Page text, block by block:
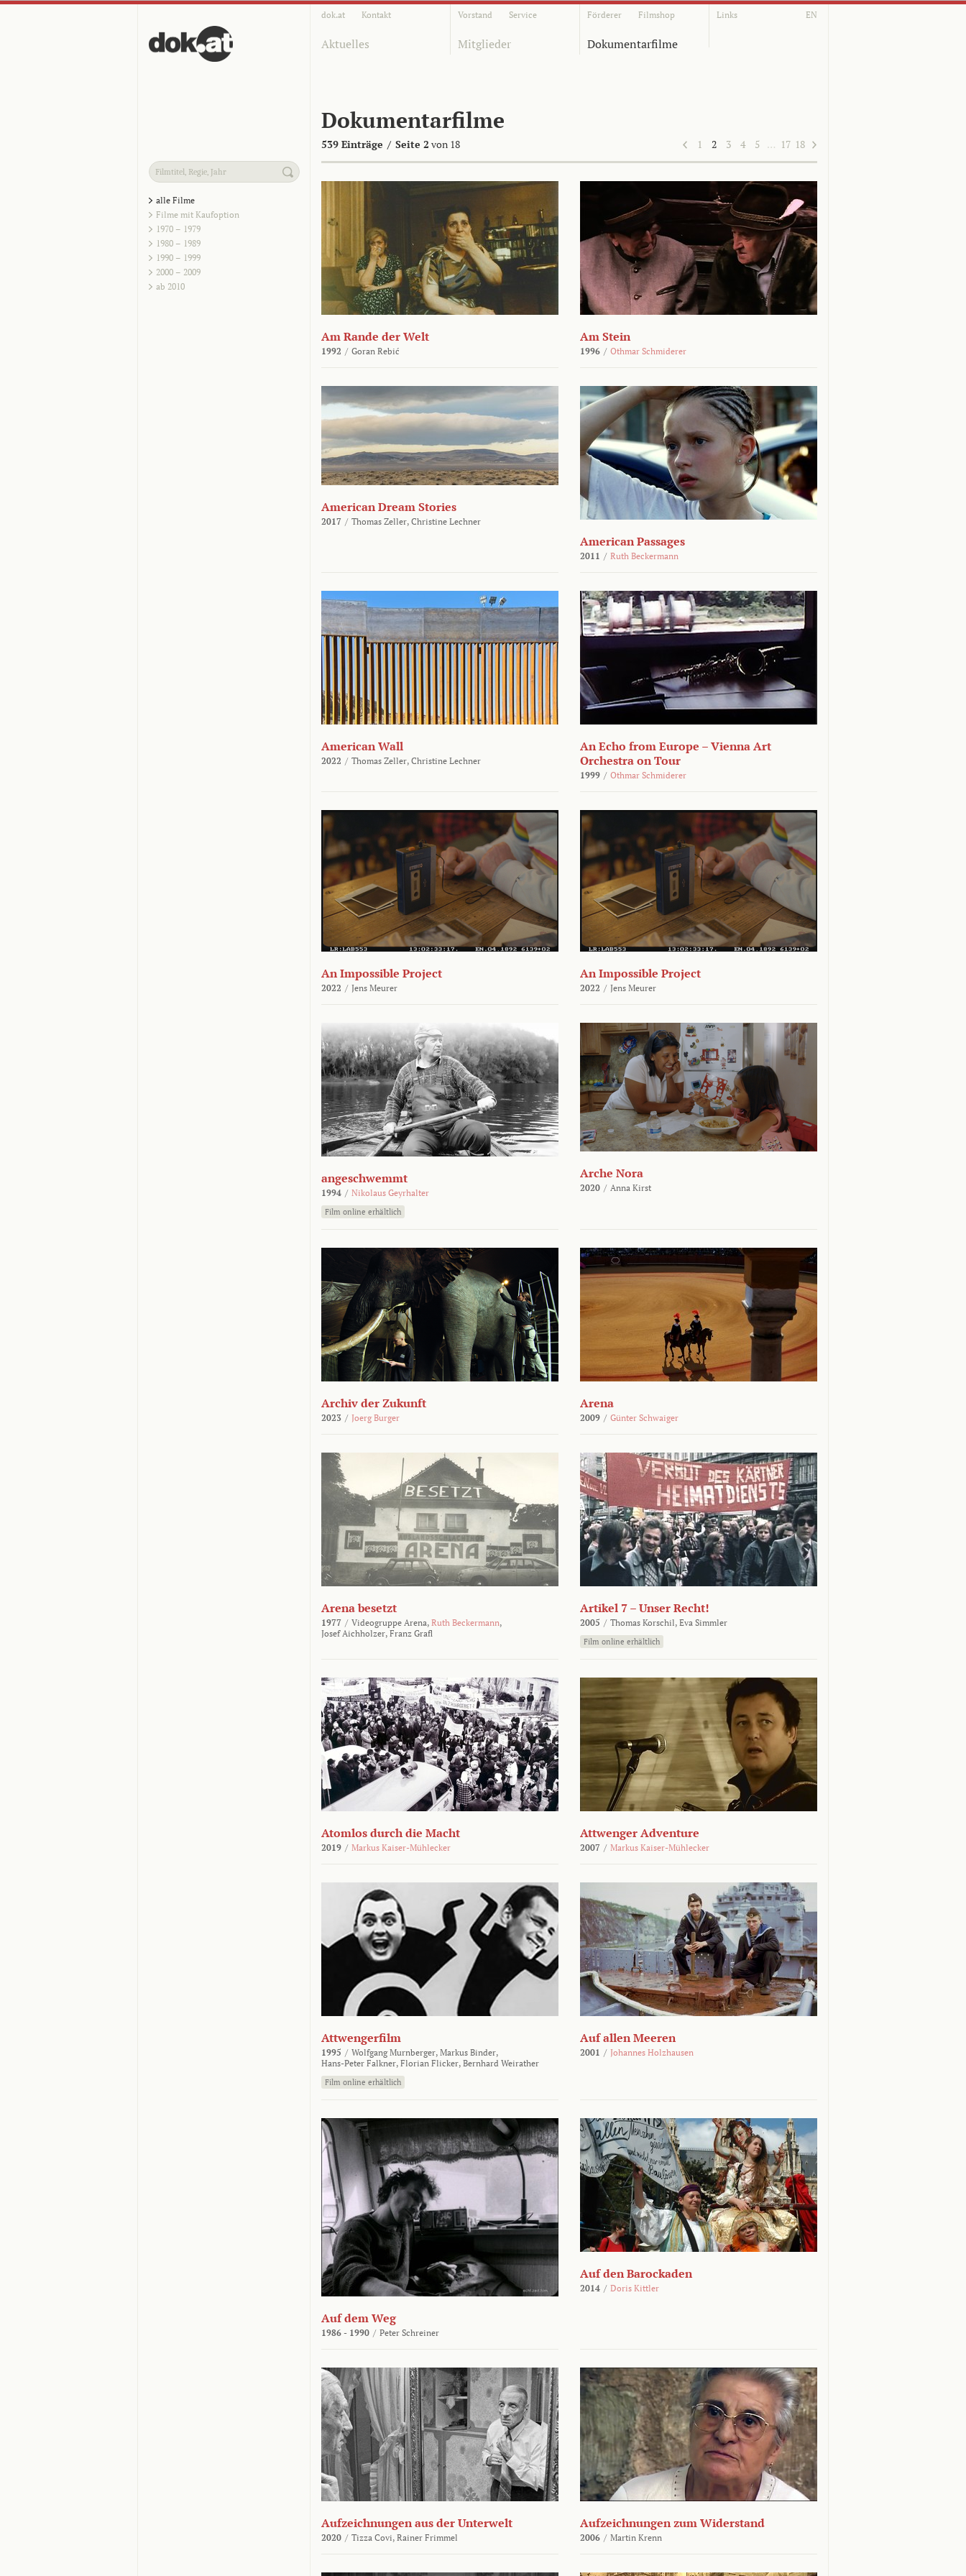
dok.at Kontakt Vorstand Service Förderer Filmshop Links EN
Aktuelles Mitglieder Dokumentarfilme
Dokumentarfilme
539 Einträge / Seite 2 von 18 1 2 3 4 5 … 17 18
alle Filme
Filme mit Kaufoption
1970 – 1979
1980 – 1989
1990 – 1999
2000 – 2009
ab 2010
Am Rande der Welt
1992 / Goran Rebić
Am Stein
1996 / Othmar Schmiderer
American Dream Stories
2017 / Thomas Zeller, Christine Lechner
American Passages
2011 / Ruth Beckermann
American Wall
2022 / Thomas Zeller, Christine Lechner
An Echo from Europe – Vienna Art
Orchestra on Tour
1999 / Othmar Schmiderer
An Impossible Project
2022 / Jens Meurer
An Impossible Project
2022 / Jens Meurer
angeschwemmt
1994 / Nikolaus Geyrhalter
Film online erhältlich
Arche Nora
2020 / Anna Kirst
Archiv der Zukunft
2023 / Joerg Burger
Arena
2009 / Günter Schwaiger
Arena besetzt
1977 / Videogruppe Arena, Ruth Beckermann,
Josef Aichholzer, Franz Grafl
Artikel 7 – Unser Recht!
2005 / Thomas Korschil, Eva Simmler
Film online erhältlich
Atomlos durch die Macht
2019 / Markus Kaiser-Mühlecker
Attwenger Adventure
2007 / Markus Kaiser-Mühlecker
Attwengerfilm
1995 / Wolfgang Murnberger, Markus Binder,
Hans-Peter Falkner, Florian Flicker, Bernhard Weirather
Film online erhältlich
Auf allen Meeren
2001 / Johannes Holzhausen
Auf dem Weg
1986 - 1990 / Peter Schreiner
Auf den Barockaden
2014 / Doris Kittler
Aufzeichnungen aus der Unterwelt
2020 / Tizza Covi, Rainer Frimmel
Aufzeichnungen zum Widerstand
2006 / Martin Krenn